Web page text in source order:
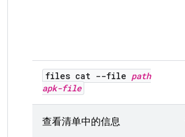
files cat --file path
apk-file
查看清单中的信息